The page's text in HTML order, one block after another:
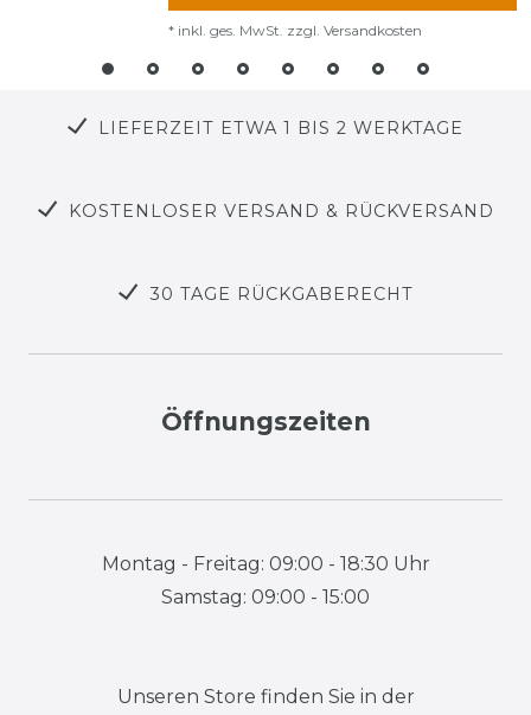
* inkl. ges. MwSt. zzgl. Versandkosten
LIEFERZEIT ETWA 1 BIS 2 WERKTAGE
KOSTENLOSER VERSAND & RÜCKVERSAND
30 TAGE RÜCKGABERECHT
Öffnungszeiten
Montag - Freitag: 09:00 - 18:30 Uhr
Samstag: 09:00 - 15:00
Unseren Store finden Sie in der